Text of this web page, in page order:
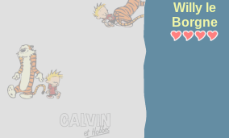
Willy le
Borgne